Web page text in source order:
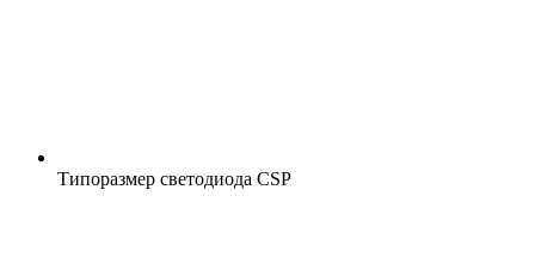
Типоразмер светодиода CSP